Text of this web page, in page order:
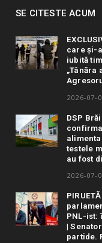
SE CITESTE ACUM
care și-a
iubită
„Tânăra
2026-07-
DSP
testele
au fost
2026-07-
PNL-ist:
|
partide.